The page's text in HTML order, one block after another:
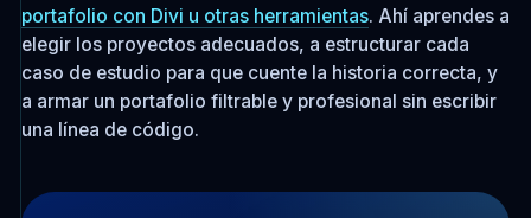
portafolio con Divi u otras herramientas. Ahí aprendes a
elegir los proyectos adecuados, a estructurar cada
caso de estudio para que cuente la historia correcta, y
a armar un portafolio filtrable y profesional sin escribir
una línea de código.